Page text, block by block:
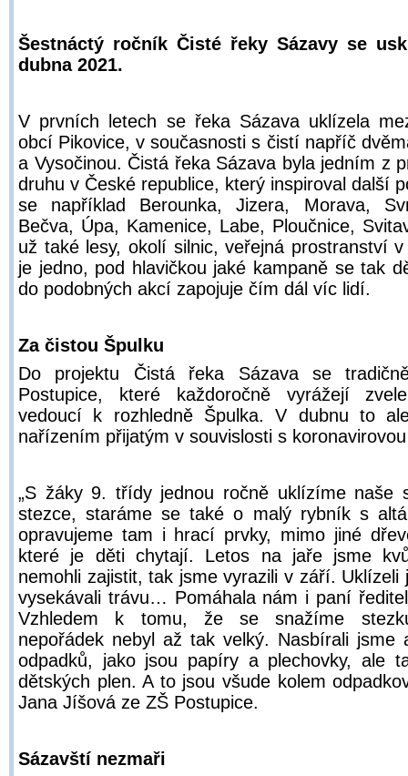
Šestnáctý ročník Čisté řeky Sázavy se
dubna 2021.
V prvních letech se řeka Sázava uklízela
obcí Pikovice, v současnosti s čistí napříč
a Vysočinou. Čistá řeka Sázava byla jedním z
druhu v České republice, který inspiroval další
se například Berounka, Jizera, Morava,
Bečva, Úpa, Kamenice, Labe, Ploučnice,
už také lesy, okolí silnic, veřejná prostranství
je jedno, pod hlavičkou jaké kampaně se tak
do podobných akcí zapojuje čím dál víc lidí.
Za čistou Špulku
Do projektu Čistá řeka Sázava se
Postupice, které každoročně vyrážejí
vedoucí k rozhledně Špulka. V dubnu to
nařízením přijatým v souvislosti s
„S žáky 9. třídy jednou ročně uklízíme naše
stezce, staráme se také o malý rybník s
opravujeme tam i hrací prvky, mimo jiné
které je děti chytají. Letos na jaře jsme
nemohli zajistit, tak jsme vyrazili v září. Uklízeli
vysekávali trávu… Pomáhala nám i paní
Vzhledem k tomu, že se snažíme
nepořádek nebyl až tak velký. Nasbírali jsme
odpadků, jako jsou papíry a plechovky, ale
dětských plen. A to jsou všude kolem
Jana Jíšová ze ZŠ Postupice.
Sázavští nezmaři